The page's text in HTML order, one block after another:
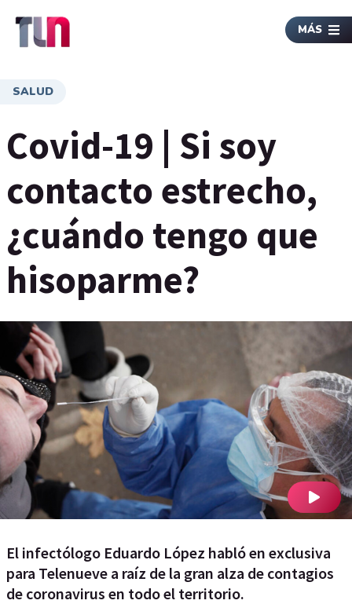
MÁS
SALUD
Covid-19 | Si soy
contacto estrecho,
¿cuándo tengo que
hisoparme?
El infectólogo Eduardo López habló en exclusiva
para Telenueve a raíz de la gran alza de contagios
de coronavirus en todo el territorio.